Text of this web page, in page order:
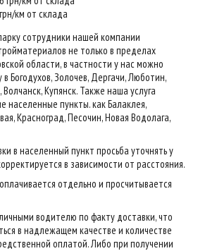
км от склада
сотрудники нашей компании
не только в пределах
области, в частности у нас можно
Богодухов, Золочев, Дергачи, Люботин,
Волчанск, Купянск. Также наша услуга
населенные пункты. как Балаклея,
Красноград, Песочин, Новая Водолага,
в населенный пункт просьба уточнять у
в зависимости от расстояния.
отдельно и просчитывается
водителю по факту доставки, что
в надлежащем качестве и количестве
оплатой. Либо при получении